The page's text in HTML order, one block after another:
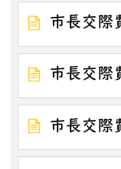
市長交際
市長交際
市長交際